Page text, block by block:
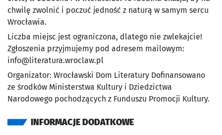
chwilę zwolnić i poczuć jedność z naturą w samym sercu
Wrocławia.
Liczba miejsc jest ograniczona, dlatego nie zwlekajcie!
Zgłoszenia przyjmujemy pod adresem mailowym:
info@literatura.wroclaw.pl
Organizator: Wrocławski Dom Literatury Dofinansowano
ze środków Ministerstwa Kultury i Dziedzictwa
Narodowego pochodzących z Funduszu Promocji Kultury.
INFORMACJE DODATKOWE